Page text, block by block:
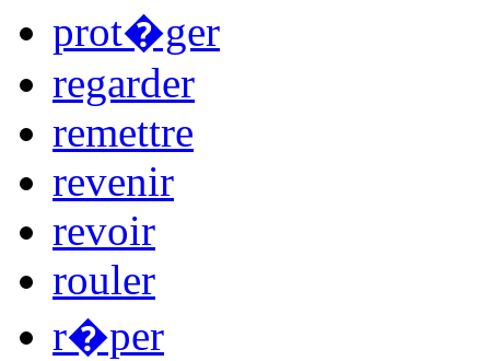
prot�ger
regarder
remettre
revenir
revoir
rouler
r�per